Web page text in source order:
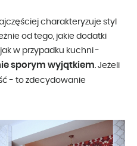
charakteryzuje styl
od tego, jakie dodatki
w przypadku kuchni -
sporym wyjątkiem . Jeżeli
- to zdecydowanie